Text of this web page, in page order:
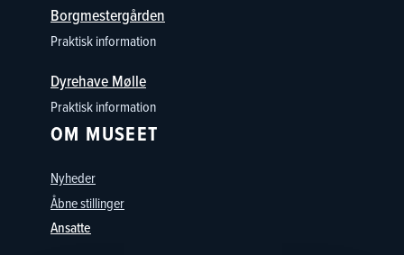
Borgmestergården
Praktisk information
Dyrehave Mølle
Praktisk information
OM MUSEET
Nyheder
Åbne stillinger
Ansatte